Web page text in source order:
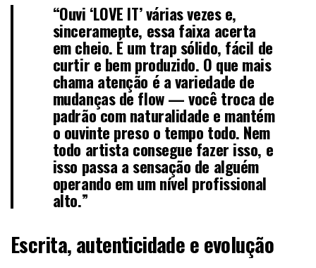
“Ouvi ‘LOVE IT’ várias vezes e,
sinceramente, essa faixa acerta
em cheio. É um trap sólido, fácil de
curtir e bem produzido. O que mais
chama atenção é a variedade de
mudanças de flow — você troca de
padrão com naturalidade e mantém
o ouvinte preso o tempo todo. Nem
todo artista consegue fazer isso, e
isso passa a sensação de alguém
operando em um nível profissional
alto.”
Escrita, autenticidade e evolução